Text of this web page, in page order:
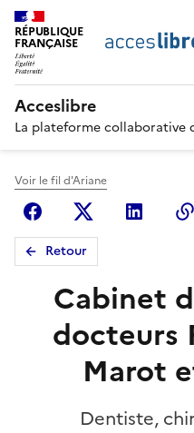
RÉPUBLIQUE
FRANÇAISE
Acceslibre
La plateforme collaborative
Voir le fil d'Ariane
FacebookX
Retour
Cabinet
docteurs
Marot
Dentiste,